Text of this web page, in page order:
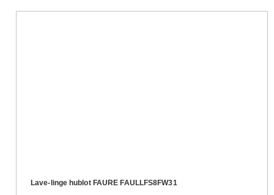
Lave-linge hublot FAURE FAULLFS8FW31